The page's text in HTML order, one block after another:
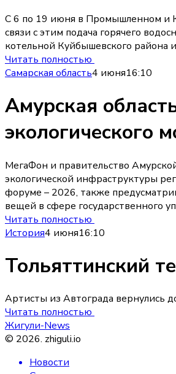
С 6 по 19 июня в Промышленном и
связи с этим подача горячего
котельной Куйбышевского района
Читать полностью
Самарская область4 июня16:10
Амурская
экологического
МегаФон и правительство
экологической инфраструктуры
форуме – 2026, также
вещей в сфере государственного
Читать полностью
История4 июня16:10
Тольяттинский
Артисты из Автограда вернулись
Читать полностью
Жигули-News
© 2026. zhiguli.io
Новости